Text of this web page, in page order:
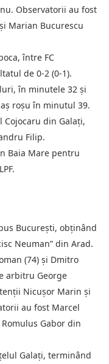
Observatorii au fost
Marian Bucurescu
între FC
de 0-2 (0-1).
în minutele 32 și
roșu în minutul 39.
din Galați,
Filip.
Baia Mare pentru
București, obținând
Neuman” din Arad.
(74) și Dmitro
arbitru George
Nicușor Marin și
au fost Marcel
Gabor din
Galați, terminând